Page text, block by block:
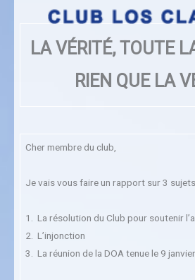
LA VÉRITÉ, TOUTE
RIEN QUE LA
Cher membre du club,
Je vais vous faire un rapport sur 3
1. La résolution du Club pour soutenir
2. L’injonction
3. La réunion de la DOA tenue le 9